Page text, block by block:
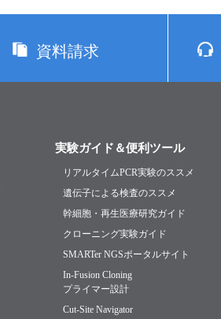
資料請求
実験ガイド＆便利ツール
リアルタイムPCR実験のススメ
遺伝子による検査のススメ
幹細胞・再生医療研究ガイド
クローニング実験ガイド
SMARTer NGSポータルサイト
In-Fusion Cloning
プライマー設計
Cut-Site Navigator